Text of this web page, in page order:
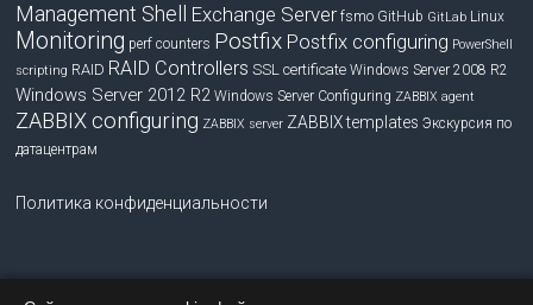
Management Shell
Exchange Server fsmo GitHub GitLab Linux
Monitoring perf counters Postfix Postfix configuring PowerShell
scripting RAID RAID Controllers SSL certificate Windows Server 2008 R2
Windows Server 2012 R2 Windows Server Configuring ZABBIX agent
ZABBIX configuring ZABBIX server ZABBIX templates Экскурсия по
датацентрам
Политика конфиденциальности